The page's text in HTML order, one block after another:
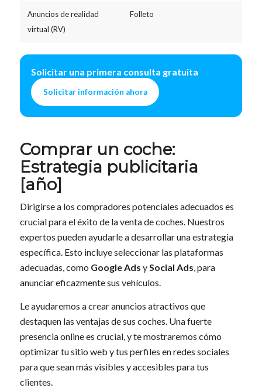
Anuncios de realidad
virtual (RV)
Folleto
Solicitar una primera consulta gratuita
Solicitar información ahora
Comprar un coche:
Estrategia publicitaria
[año]
Dirigirse a los compradores potenciales adecuados es
crucial para el éxito de la venta de coches. Nuestros
expertos pueden ayudarle a desarrollar una estrategia
específica. Esto incluye seleccionar las plataformas
adecuadas, como Google Ads ySocial Ads, para
anunciar eficazmente sus vehículos.
Le ayudaremos a crear anuncios atractivos que
destaquen las ventajas de sus coches. Una fuerte
presencia online es crucial, y te mostraremos cómo
optimizar tu sitio web y tus perfiles en redes sociales
para que sean más visibles y accesibles para tus
clientes.